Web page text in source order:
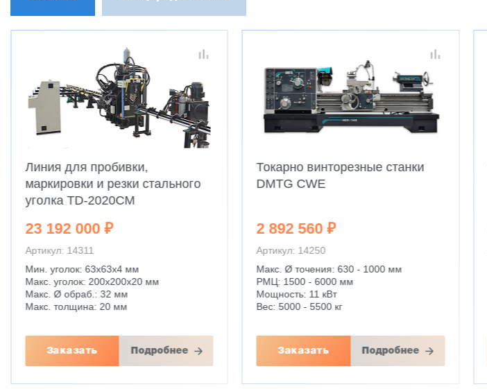
Линия для пробивки,
маркировки и резки стального
уголка TD-2020CM
23 192 000 ₽
Артикул: 14311
Мин. уголок: 63x63x4 мм
Макс. уголок: 200x200x20 мм
Макс. Ø обраб.: 32 мм
Макс. толщина: 20 мм
Заказать Подробнее
Токарно винторезные станки
DMTG CWE
2 892 560 ₽
Артикул: 14250
Макс. Ø точения: 630 - 1000 мм
РМЦ: 1500 - 6000 мм
Мощность: 11 кВт
Вес: 5000 - 5500 кг
Заказать Подробнее